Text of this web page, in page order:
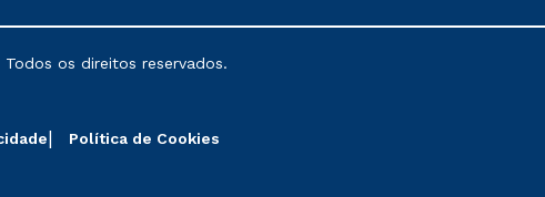
poderão sofrer alterações nos períodos de
os direitos reservados.
Política de Cookies